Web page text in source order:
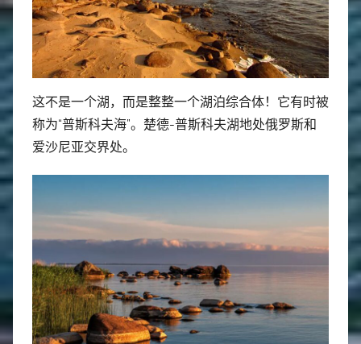
这不是一个湖，而是整整一个湖泊综合体！它有时被
称为“普斯科夫海”。楚德-普斯科夫湖地处俄罗斯和
爱沙尼亚交界处。